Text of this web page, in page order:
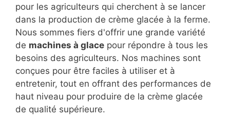
pour les agriculteurs qui cherchent à se lancer
dans la production de crème glacée à la ferme.
Nous sommes fiers d'offrir une grande variété
de machines à glace pour répondre à tous les
besoins des agriculteurs. Nos machines sont
conçues pour être faciles à utiliser et à
entretenir, tout en offrant des performances de
haut niveau pour produire de la crème glacée
de qualité supérieure.